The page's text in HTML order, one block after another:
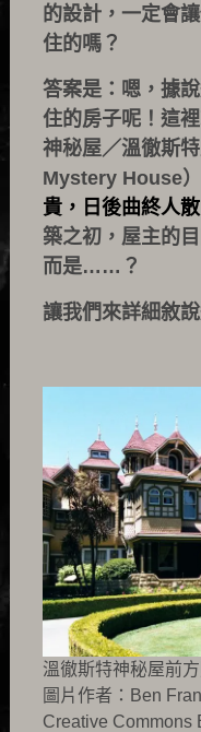
的設計，一定會
住的嗎？
答案是：嗯，據
住的房子呢！這
神秘屋／溫徹斯
Mystery House
貴，日後曲終人散
築之初，屋主的
而是……？
讓我們來詳細敘
溫徹斯特神秘屋前
圖片作者：Ben
Creative Commons